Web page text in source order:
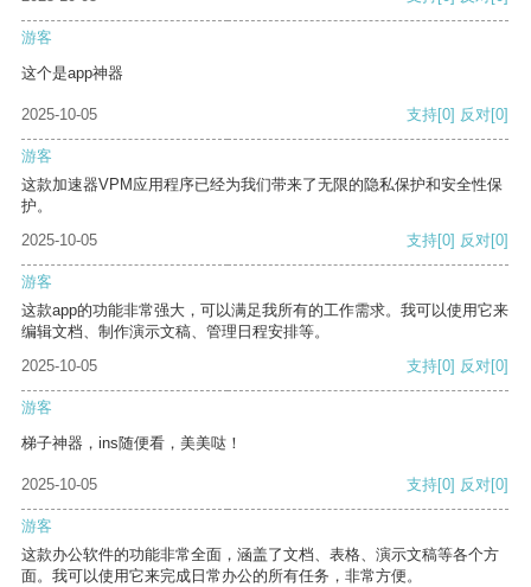
游客
这个是app神器
2025-10-05 支持[0] 反对[0]
游客
这款加速器VPM应用程序已经为我们带来了无限的隐私保护和安全性保
护。
2025-10-05
支持[0] 反对[0]
游客
这款app的功能非常强大，可以满足我所有的工作需求。我可以使用它来
编辑文档、制作演示文稿、管理日程安排等。
2025-10-05
支持[0] 反对[0]
游客
梯子神器，ins随便看，美美哒！
2025-10-05 支持[0] 反对[0]
游客
这款办公软件的功能非常全面，涵盖了文档、表格、演示文稿等各个方
面。我可以使用它来完成日常办公的所有任务，非常方便。